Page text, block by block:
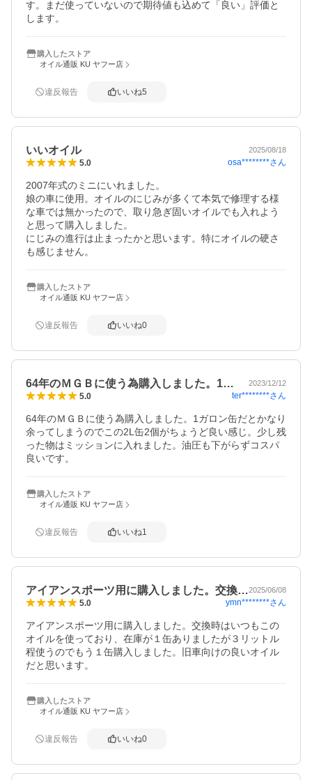
す。まだ使っていないので期待値も込めて「良い」評価と
します。
購入したストア
オイル通販 KU ヤフー店
違反報告 いいね5
いいオイル 2025/08/18
5.0 osa********さん
2007年式のミニにいれました。
娘の車に使用。オイルのにじみが多くて本気で修理する様
な車では無かったので、取り急ぎ固いオイルでも入れよう
と思って購入しました。
にじみの進行は止まったかと思います。特にオイルの硬さ
購入したストア
オイル通販 KU ヤフー店
違反報告 いいね0
64年のＭＧＢに使う為購入しました。1… 2023/12/12
5.0 ter********さん
64年のＭＧＢに使う為購入しました。1ガロン缶だとかなり
余ってしまうのでこの2L缶2個がちょうど良い感じ。少し残
った物はミッションに入れました。油圧も下がらずコスパ
良いです。
購入したストア
オイル通販 KU ヤフー店
違反報告 いいね1
アイアンスポーツ用に購入しました。交換…2025/06/08
5.0 ymn********さん
アイアンスポーツ用に購入しました。交換時はいつもこの
オイルを使っており、在庫が１缶ありましたが３リットル
程使うのでもう１缶購入しました。旧車向けの良いオイル
だと思います。
購入したストア
オイル通販 KU ヤフー店
違反報告 いいね0